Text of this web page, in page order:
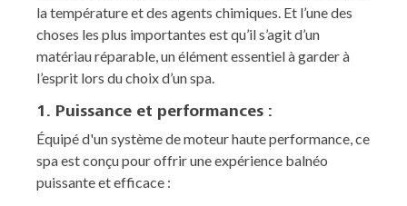
la température et des agents chimiques. Et l’une des
choses les plus importantes est qu’il s’agit d’un
matériau réparable, un élément essentiel à garder à
l’esprit lors du choix d’un spa.
1. Puissance et performances :
Équipé d'un système de moteur haute performance, ce
spa est conçu pour offrir une expérience balnéo
puissante et efficace :